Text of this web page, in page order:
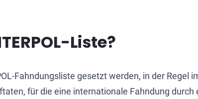
Liste?
Fahndungsliste gesetzt werden, in der Regel
für die eine internationale Fahndung durch